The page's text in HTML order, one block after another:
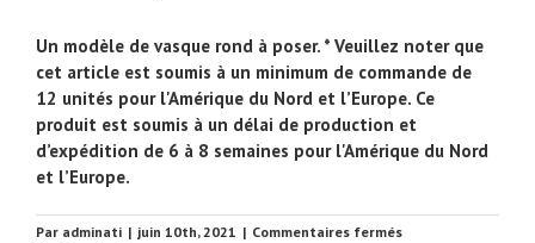
Un modèle de vasque rond à poser. * Veuillez noter que
cet article est soumis à un minimum de commande de
12 unités pour l'Amérique du Nord et l’Europe. Ce
produit est soumis à un délai de production et
d’expédition de 6 à 8 semaines pour l'Amérique du Nord
et l’Europe.
Par adminati | juin 10th, 2021 | Commentaires ferméssur